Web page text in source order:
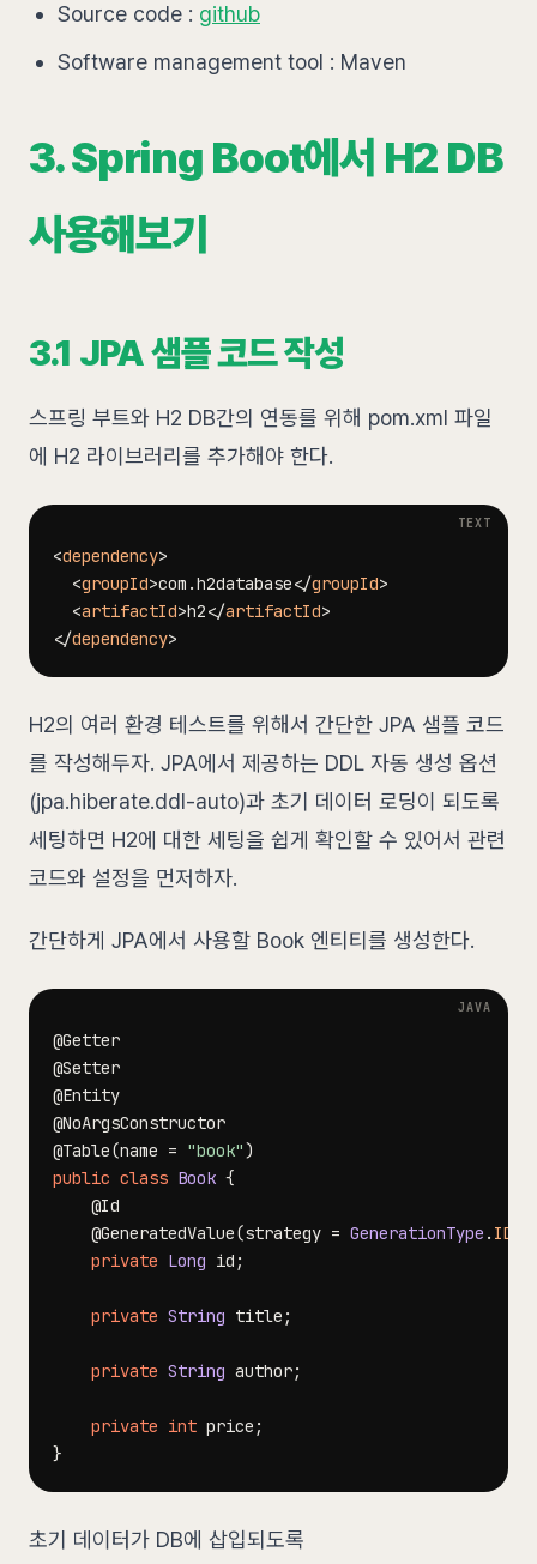
Source code : github
Software management tool : Maven
3. Spring Boot에서 H2 DB
사용해보기
3.1 JPA 샘플 코드 작성
스프링 부트와 H2 DB간의 연동를 위해 pom.xml 파일
에 H2 라이브러리를 추가해야 한다.
<dependency>
<groupId>com.h2database</groupId>
<artifactId>h2</artifactId>
</dependency>
H2의 여러 환경 테스트를 위해서 간단한 JPA 샘플 코드
를 작성해두자. JPA에서 제공하는 DDL 자동 생성 옵션
(jpa.hiberate.ddl-auto)과 초기 데이터 로딩이 되도록
세팅하면 H2에 대한 세팅을 쉽게 확인할 수 있어서 관련
코드와 설정을 먼저하자.
간단하게 JPA에서 사용할 Book 엔티티를 생성한다.
@Getter
@Setter
@Entity
@NoArgsConstructor
@Table(name = "book")
public class Book {
@Id
@GeneratedValue(strategy = GenerationType .
private Long id ;
private String title ;
private String author;
private int price ;
}
초기 데이터가 DB에 삽입되도록